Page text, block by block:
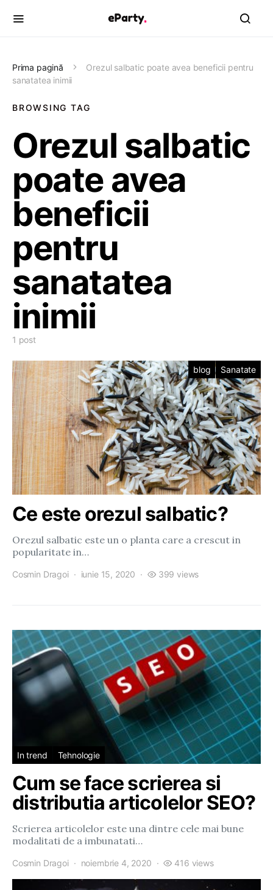
Prima pagină
Orezul salbatic poate avea beneficii pentru
sanatatea inimii
BROWSING TAG
Orezul salbatic
poate avea
beneficii
pentru
sanatatea
inimii
1 post
blog Sanatate
Ce este orezul salbatic?
Orezul salbatic este un o planta care a crescut in
popularitate in…
Cosmin Dragoi iunie 15, 2020 399 views
In trend Tehnologie
Cum se face scrierea si
distributia articolelor SEO?
Scrierea articolelor este una dintre cele mai bune
modalitati de a imbunatati…
Cosmin Dragoi noiembrie 4, 2020 416 views